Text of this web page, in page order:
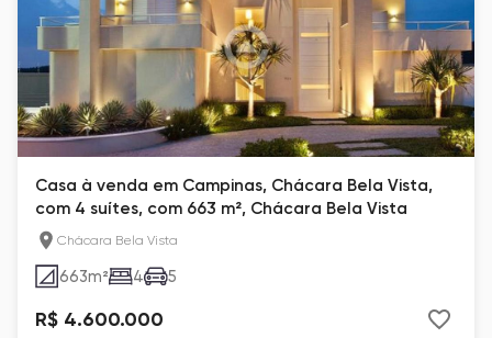
Casa à venda em Campinas, Chácara Bela Vista,
com 4 suítes, com 663 m², Chácara Bela Vista
Chácara Bela Vista
663m² 4 5
R$ 4.600.000